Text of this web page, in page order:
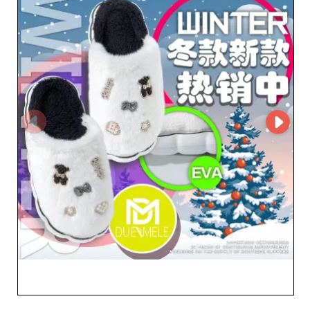
MicroStore, что гарантирует быстрое и эффективное
выполнение заказов. Сотрудничество с due mele srl
приведет к увеличению вашего ассортимента в
магазине, обеспечивая выгодную торговую наценку.
Их продукция, включая стильную обувь для женщин и
очаровательные модели для младенцев и детей,
разработана с учетом потребностей современных
потребителей, сочетая эстетику, долговечность и
комфорт. Выбор due mele srl также означает выбор
спокойствия благодаря надежному партнеру, который
ставит своей целью сопровождать вас на каждом
этапе вашего снабжения. Не упустите возможность
работать с поставщиком, который соответствует
самым высоким стандартам качества, предлагая при
этом персонализированное обслуживание своим
бизнес-партнерам. Присоединитесь к нашему
сообществу довольных перекупщиков и узнайте, как
due mele srl может преобразить ваше предложение в
магазине с продуктами, которые сделают разницу для
ваших клиентов.